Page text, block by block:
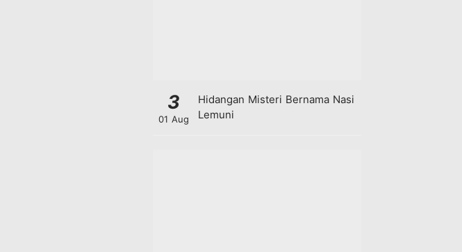
3
01 Aug
Hidangan Misteri Bernama Nasi
Lemuni